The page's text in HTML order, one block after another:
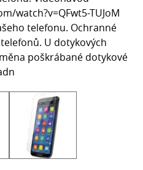
watch?v=QFwt5-TUJoM
telefonu. Ochranné
U dotykových
poškrábané dotykové